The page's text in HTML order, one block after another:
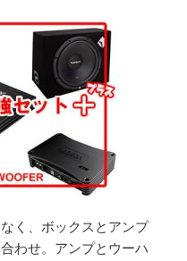
く、ボックスとアンプ
わせ。アンプとウーハ